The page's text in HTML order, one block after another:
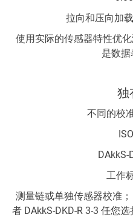
拉向和压向加
使用实际的传感器特性优
是数据
独
不同的校
DAkkS-
工作
测量链或单独传感器校准
者 DAkkS-DKD-R 3-3 任您